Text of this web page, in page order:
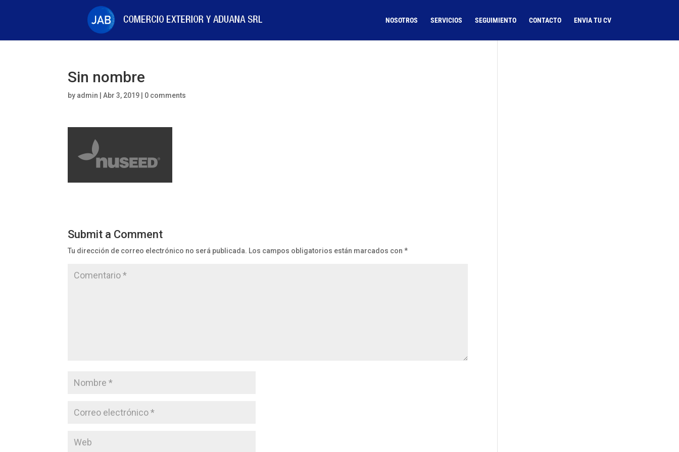
NOSOTROS SERVICIOS SEGUIMIENTO CONTACTO ENVIA TU CV
Sin nombre
by admin |Abr 3, 2019 0 comments
Submit a Comment
Tu dirección de correo electrónico no será publicada. Los campos obligatorios están marcados con*